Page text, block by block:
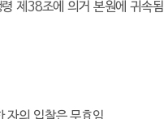
제 38조에 의거 본원에 귀속됨